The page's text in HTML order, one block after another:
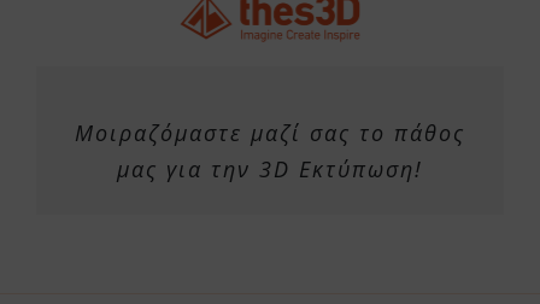
Μοιραζόμαστε μαζί σας το πάθος
μας για την 3D Εκτύπωση!